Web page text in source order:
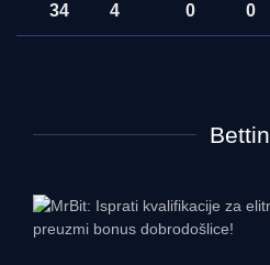
34 4 0 0